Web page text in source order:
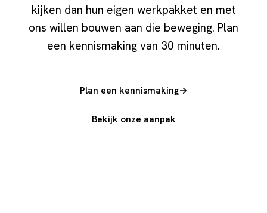
kijken dan hun eigen werkpakket en met
ons willen bouwen aan die beweging. Plan
een kennismaking van 30 minuten.
Plan een kennismaking→
Bekijk onze aanpak